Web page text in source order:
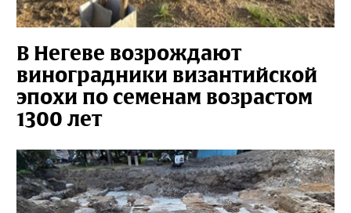
В Негеве возрождают
виноградники византийской
эпохи по семенам возрастом
1300 лет